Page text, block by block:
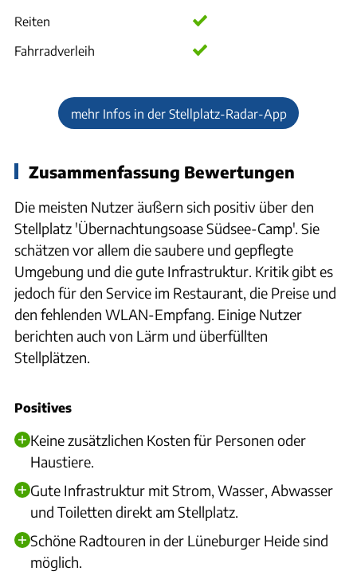
Reiten
Fahrradverleih
mehr Infos in der Stellplatz-Radar-App
Zusammenfassung Bewertungen
Die meisten Nutzer äußern sich positiv über den
Stellplatz 'Übernachtungsoase Südsee-Camp'. Sie
schätzen vor allem die saubere und gepflegte
Umgebung und die gute Infrastruktur. Kritik gibt es
jedoch für den Service im Restaurant, die Preise und
den fehlenden WLAN-Empfang. Einige Nutzer
berichten auch von Lärm und überfüllten
Stellplätzen.
Positives
Keine zusätzlichen Kosten für Personen oder
Haustiere.
Gute Infrastruktur mit Strom, Wasser, Abwasser
und Toiletten direkt am Stellplatz.
Schöne Radtouren in der Lüneburger Heide sind
möglich.